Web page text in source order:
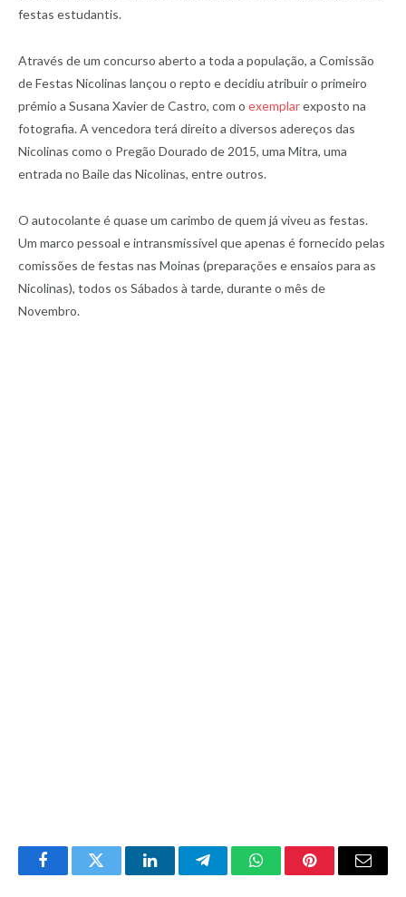
festas estudantis.
Através de um concurso aberto a toda a população, a Comissão
de Festas Nicolinas lançou o repto e decidiu atribuir o primeiro
prémio a Susana Xavier de Castro, com o exemplarexposto na
fotografia. A vencedora terá direito a diversos adereços das
Nicolinas como o Pregão Dourado de 2015, uma Mitra, uma
entrada no Baile das Nicolinas, entre outros.
O autocolante é quase um carimbo de quem já viveu as festas.
Um marco pessoal e intransmissível que apenas é fornecido pelas
comissões de festas nas Moinas (preparações e ensaios para as
Nicolinas), todos os Sábados à tarde, durante o mês de
Novembro.
FacebookTwitter LinkedInTelegramWhatsAppPinterestEmail